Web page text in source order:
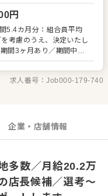
シフト管理 など 入社
せしますので、徐々に
長をしっかりサポート
してスタートできる環境
アップなどめざせます。
円
5.4カ月分：組合員平均
間3ヶ月あり／期間中、
店長就任後／年収480万
む） 【給与テー
求人番号：Job000-179-740
企業・店舗情報
多数／月給20.2万
店長候補／選考～